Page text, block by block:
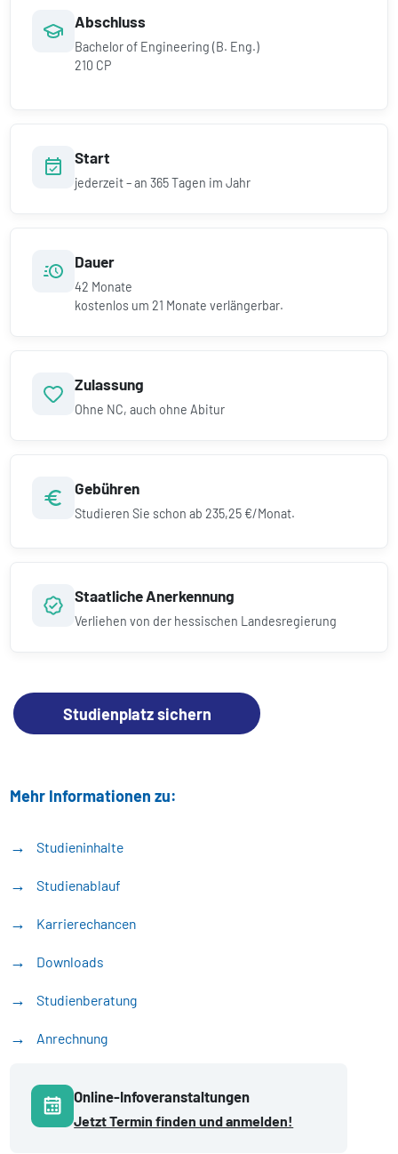
Abschluss
Bachelor of Engineering (B. Eng.)
210 CP
Start
jederzeit – an 365 Tagen im Jahr
Dauer
42 Monate
kostenlos um21 Monate verlängerbar.
Zulassung
Ohne NC, auch ohne Abitur
Gebühren
Studieren Sie schon ab235,25 €/Monat.
Staatliche Anerkennung
Verliehen von der hessischen Landesregierung
Studienplatz sichern
Mehr Informationen zu:
Studieninhalte
Studienablauf
Karrierechancen
Downloads
Studienberatung
Anrechnung
Online-Infoveranstaltungen
Jetzt Termin finden und anmelden!